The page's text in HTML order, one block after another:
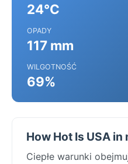
24°C
OPADY
117 mm
WILGOTNOŚĆ
69%
How Hot Is USA in
Ciepłe warunki